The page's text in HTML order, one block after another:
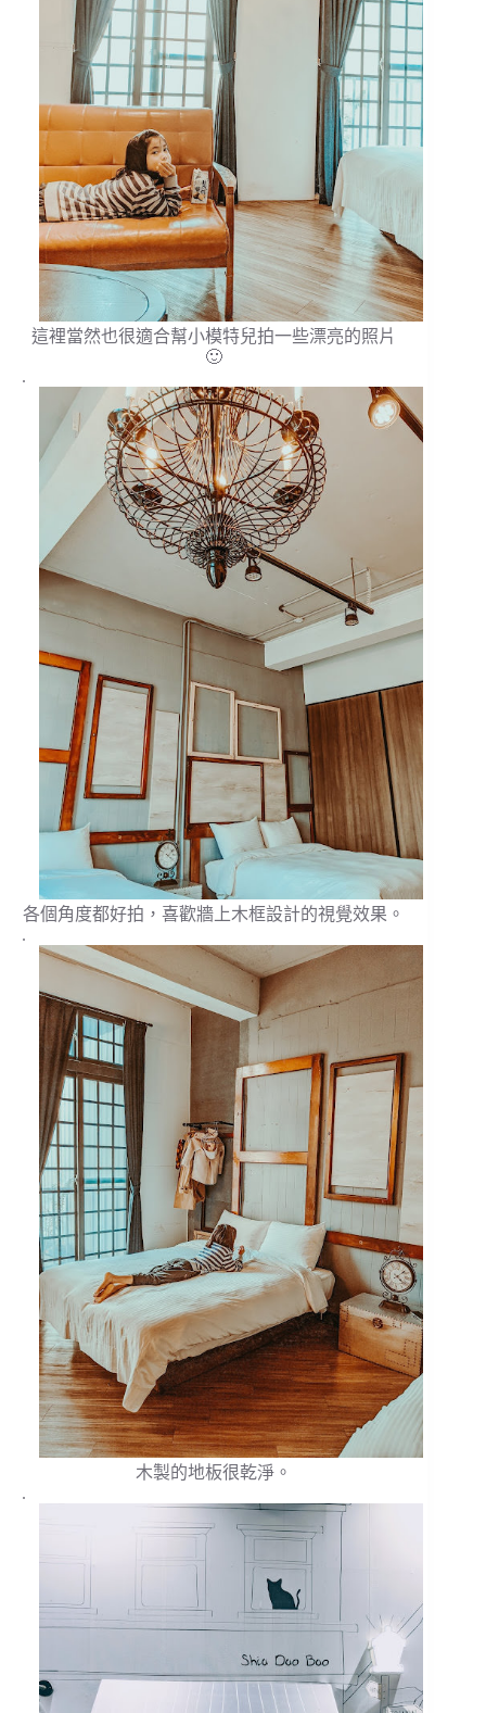
這裡當然也很適合幫小模特兒拍一些漂亮的照片
🙂
.
各個角度都好拍，喜歡牆上木框設計的視覺效果。
.
木製的地板很乾淨。
.